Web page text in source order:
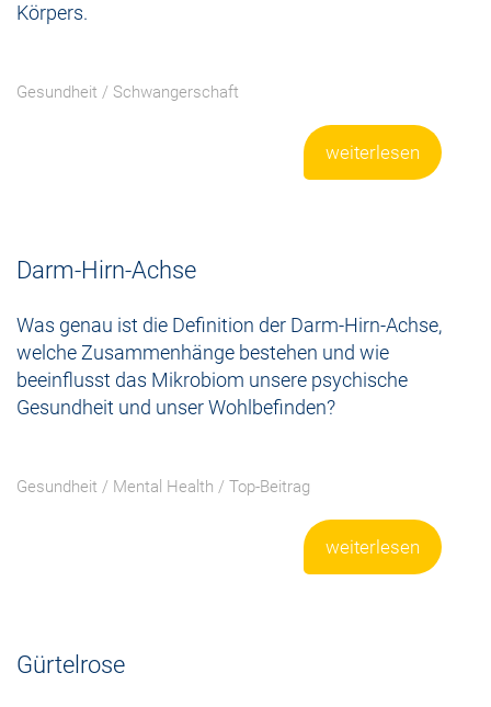
Körpers.
Gesundheit / Schwangerschaft
weiterlesen
Darm-Hirn-Achse
Was genau ist die Definition der Darm-Hirn-Achse,
welche Zusammenhänge bestehen und wie
beeinflusst das Mikrobiom unsere psychische
Gesundheit und unser Wohlbefinden?
Gesundheit / Mental Health / Top-Beitrag
weiterlesen
Gürtelrose